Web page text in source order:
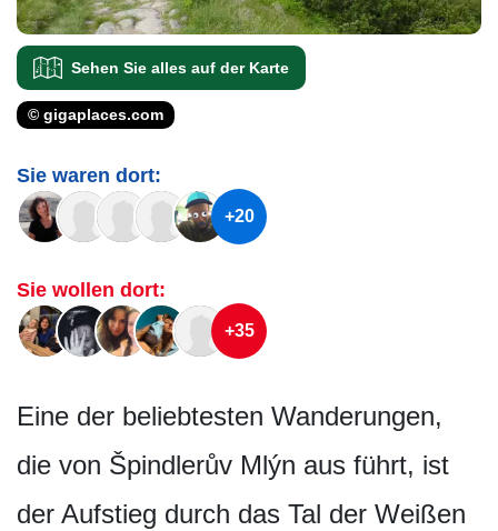
Sehen Sie alles auf der Karte
© gigaplaces.com
Sie waren dort:
+20
Sie wollen dort:
+35
Eine der beliebtesten Wanderungen,
die von Špindlerův Mlýn aus führt, ist
der Aufstieg durch das Tal der Weißen